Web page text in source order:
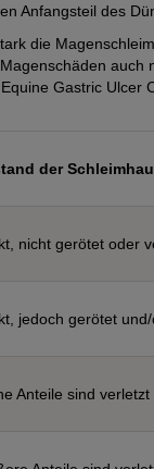
Anfangsteil des
die
auch
Gastric Ulcer
der
nicht gerötet oder
jedoch gerötet
Anteile sind verletzt